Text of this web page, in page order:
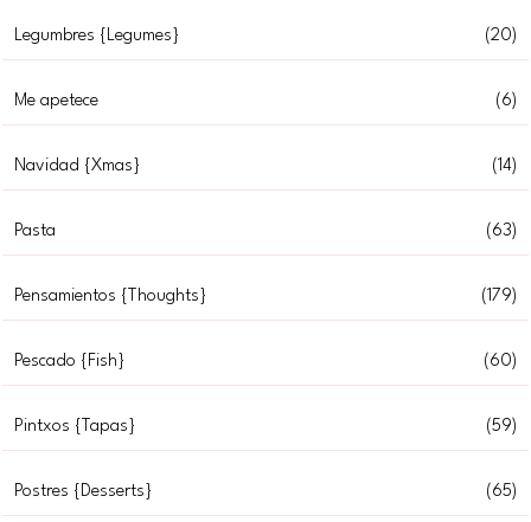
Legumbres {Legumes} (20)
Me apetece (6)
Navidad {Xmas} (14)
Pasta (63)
Pensamientos {Thoughts} (179)
Pescado {Fish} (60)
Pintxos {Tapas} (59)
Postres {Desserts} (65)